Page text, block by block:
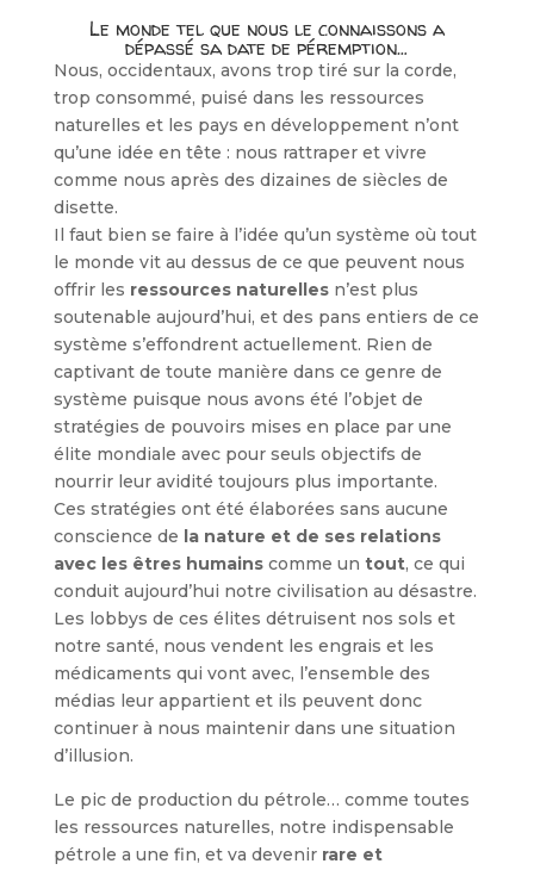
Le monde tel que nous le connaissons a
dépassé sa date de péremption…
Nous, occidentaux, avons trop tiré sur la corde,
trop consommé, puisé dans les ressources
naturelles et les pays en développement n’ont
qu’une idée en tête : nous rattraper et vivre
comme nous après des dizaines de siècles de
disette.
Il faut bien se faire à l’idée qu’un système où tout
le monde vit au dessus de ce que peuvent nous
offrir les ressources naturellesn’est plus
soutenable aujourd’hui, et des pans entiers de ce
système s’effondrent actuellement. Rien de
captivant de toute manière dans ce genre de
système puisque nous avons été l’objet de
stratégies de pouvoirs mises en place par une
élite mondiale avec pour seuls objectifs de
nourrir leur avidité toujours plus importante.
Ces stratégies ont été élaborées sans aucune
conscience de la nature et de ses relations
avec les êtres humainscomme un tout, ce qui
conduit aujourd’hui notre civilisation au désastre.
Les lobbys de ces élites détruisent nos sols et
notre santé, nous vendent les engrais et les
médicaments qui vont avec, l’ensemble des
médias leur appartient et ils peuvent donc
continuer à nous maintenir dans une situation
d’illusion.
Le pic de production du pétrole… comme toutes
les ressources naturelles, notre indispensable
pétrole a une fin, et va devenir rare et